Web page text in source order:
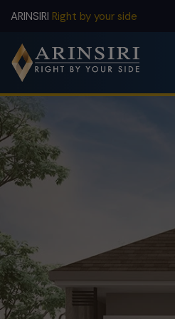
เนื้อหา
ARINSIRI Right by your side